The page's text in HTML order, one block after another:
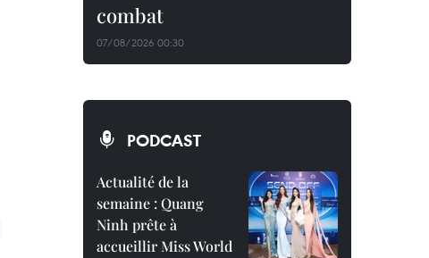
combat
07/08/2026 00:30
PODCAST
Actualité de la
semaine : Quang
Ninh prête à
accueillir Miss World